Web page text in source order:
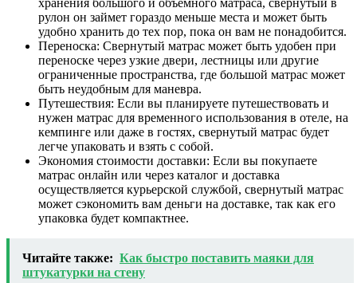
хранения большого и объемного матраса, свернутый в
рулон он займет гораздо меньше места и может быть
удобно хранить до тех пор, пока он вам не понадобится.
Переноска: Свернутый матрас может быть удобен при
переноске через узкие двери, лестницы или другие
ограниченные пространства, где большой матрас может
быть неудобным для маневра.
Путешествия: Если вы планируете путешествовать и
нужен матрас для временного использования в отеле, на
кемпинге или даже в гостях, свернутый матрас будет
легче упаковать и взять с собой.
Экономия стоимости доставки: Если вы покупаете
матрас онлайн или через каталог и доставка
осуществляется курьерской службой, свернутый матрас
может сэкономить вам деньги на доставке, так как его
упаковка будет компактнее.
Читайте также: Как быстро поставить маяки для
штукатурки на стену